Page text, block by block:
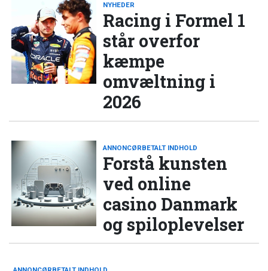
NYHEDER
Racing i Formel 1
står overfor
kæmpe
omvæltning i
2026
ANNONCØRBETALT INDHOLD
Forstå kunsten
ved online
casino Danmark
og spiloplevelser